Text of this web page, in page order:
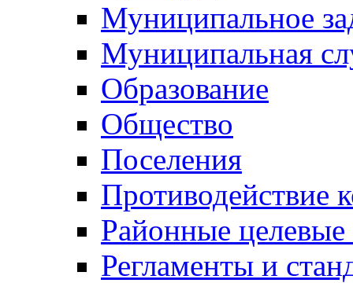
Муниципальное
Муниципальная
Образование
Общество
Поселения
Противодействие
Районные
Регламенты и